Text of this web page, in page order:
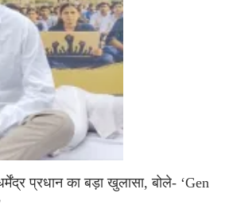
प्रधान का बड़ा खुलासा, बोले- ‘Gen